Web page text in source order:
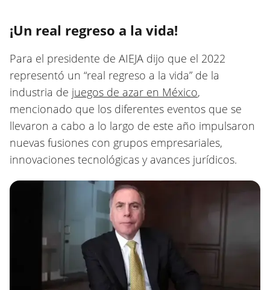
¡Un real regreso a la vida!
Para el presidente de AIEJA dijo que el 2022
representó un “real regreso a la vida” de la
industria de juegos de azar en México,
mencionado que los diferentes eventos que se
llevaron a cabo a lo largo de este año impulsaron
nuevas fusiones con grupos empresariales,
innovaciones tecnológicas y avances jurídicos.